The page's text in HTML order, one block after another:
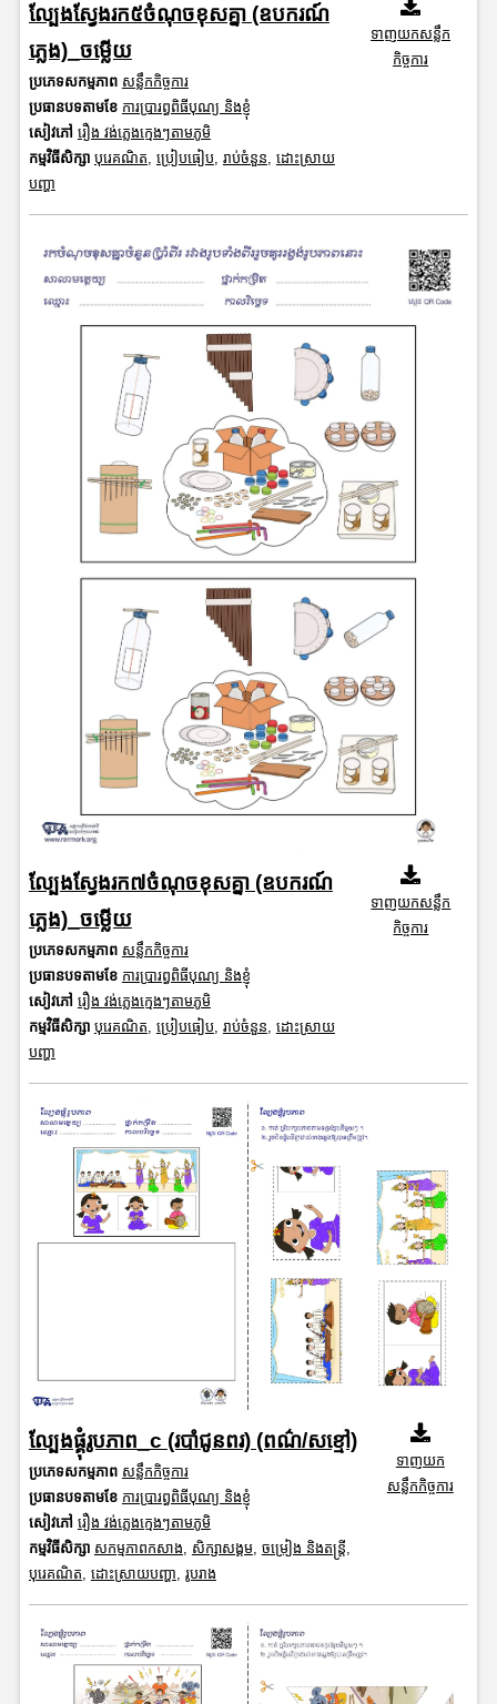
ល្បែងស្វែងរក៥ចំណុចខុសគ្នា (ឧបករណ៍
ភ្លេង)_ចម្លើយ
ប្រភេទសកម្មភាព សន្លឹកកិច្ចការ
ប្រធានបទតាមខែ ការប្រារព្ធពិធីបុណ្យ និងខ្ញុំ
សៀវភៅ រឿង វង់ភ្លេងក្មេងៗតាមភូមិ
កម្មវិធីសិក្សា បុរេគណិត ប្រៀបធៀប, រាប់ចំនួន ដោះស្រាយ
បញ្ហា
ទាញយកសន្លឹក
កិច្ចការ
ល្បែងស្វែងរក៧ចំណុចខុសគ្នា (ឧបករណ៍
ភ្លេង)_ចម្លើយ
ប្រភេទសកម្មភាព សន្លឹកកិច្ចការ
ប្រធានបទតាមខែ ការប្រារព្ធពិធីបុណ្យ និងខ្ញុំ
សៀវភៅ រឿង វង់ភ្លេងក្មេងៗតាមភូមិ
កម្មវិធីសិក្សា បុរេគណិត, ប្រៀបធៀប, រាប់ចំនួន, ដោះស្រាយ
បញ្ហា
ទាញយកសន្លឹក
កិច្ចការ
ល្បែងផ្គុំរូបភាព_c (របាំជូនពរ) (ពណ៌/សខ្មៅ)
ប្រភេទសកម្មភាព សន្លឹកកិច្ចការ
ប្រធានបទតាមខែ ការប្រារព្ធពិធីបុណ្យ និងខ្ញុំ
សៀវភៅ រឿង វង់ភ្លេងក្មេងៗតាមភូមិ
កម្មវិធីសិក្សា សកម្មភាពកសាង, សិក្សាសង្គម, ចម្រៀង និងតន្ត្រី,
បុរេគណិត, ដោះស្រាយបញ្ហា, រូបរាង
ទាញយក
សន្លឹកកិច្ចការ